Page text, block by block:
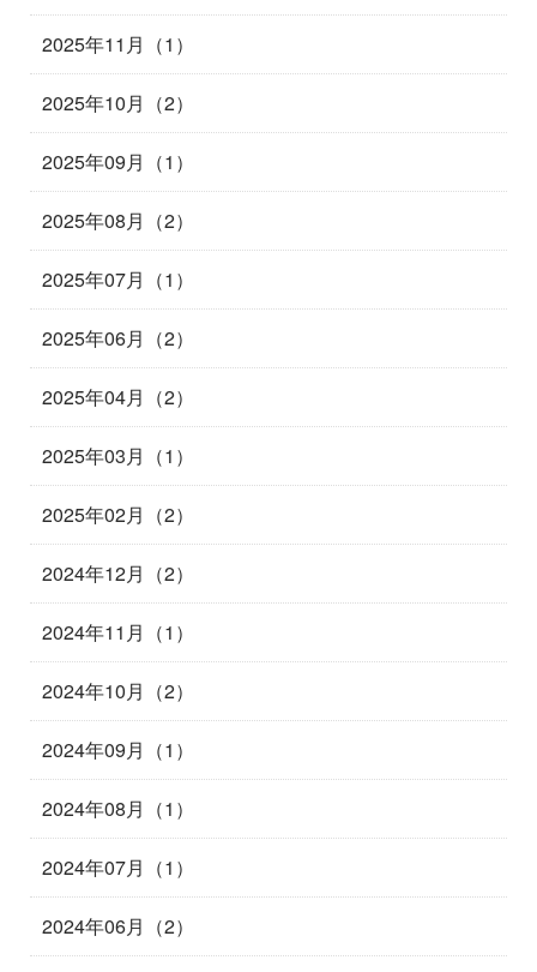
2025年11月（1）
2025年10月（2）
2025年09月（1）
2025年08月（2）
2025年07月（1）
2025年06月（2）
2025年04月（2）
2025年03月（1）
2025年02月（2）
2024年12月（2）
2024年11月（1）
2024年10月（2）
2024年09月（1）
2024年08月（1）
2024年07月（1）
2024年06月（2）